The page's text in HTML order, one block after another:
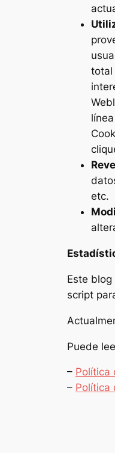
total
etc.
Este
script
Puede
– Política
– Política